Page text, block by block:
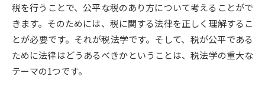
学問発見 学問検索
大学で学びたい学問発見
税を行うことで、公平な税のあり方について考えることがで
きます。そのためには、税に関する法律を正しく理解するこ
とが必要です。それが税法学です。そして、税が公平である
ために法律はどうあるべきかということは、税法学の重大な
テーマの1つです。